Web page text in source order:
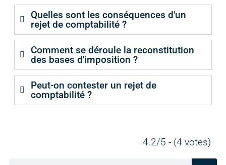
Quelles sont les conséquences d'un
rejet de comptabilité ?
Comment se déroule la reconstitution
des bases d'imposition ?
Peut-on contester un rejet de
comptabilité ?
4.2/5 - (4 votes)